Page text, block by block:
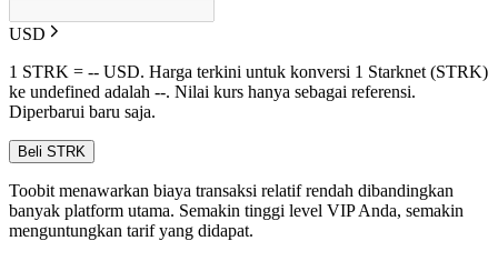
USD
1 STRK = -- USD. Harga terkini untuk konversi 1 Starknet (STRK)
ke undefined adalah --. Nilai kurs hanya sebagai referensi.
Diperbarui baru saja.
Beli STRK
Toobit menawarkan biaya transaksi relatif rendah dibandingkan
banyak platform utama. Semakin tinggi level VIP Anda, semakin
menguntungkan tarif yang didapat.